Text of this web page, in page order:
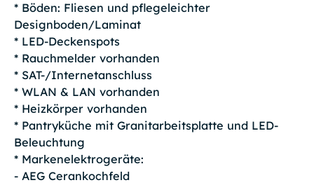
* Böden: Fliesen und pflegeleichter
Designboden/Laminat
* LED-Deckenspots
* Rauchmelder vorhanden
* SAT-/Internetanschluss
* WLAN & LAN vorhanden
* Heizkörper vorhanden
* Pantryküche mit Granitarbeitsplatte und LED-
Beleuchtung
* Markenelektrogeräte:
- AEG Cerankochfeld